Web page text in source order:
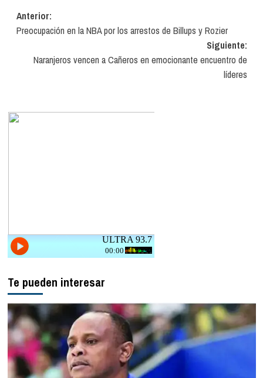
Navegación
de
entradas
Anterior:
Preocupación en la NBA por los arrestos de Billups y Rozier
Siguiente:
Naranjeros vencen a Cañeros en emocionante encuentro de
líderes
Te pueden interesar